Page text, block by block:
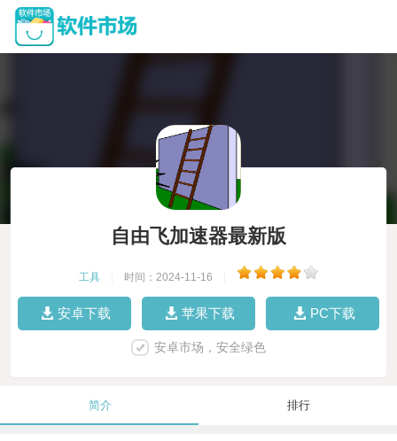
自由飞加速器最新版
工具 时间：2024-11-16
安卓下载 苹果下载 PC下载
安卓市场，安全绿色
简介 排行